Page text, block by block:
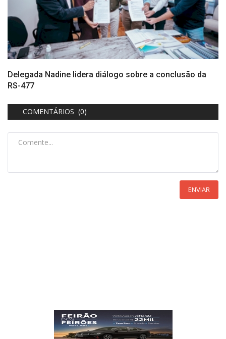
Delegada Nadine lidera diálogo sobre a conclusão da
RS-477
COMENTÁRIOS (0)
ENVIAR